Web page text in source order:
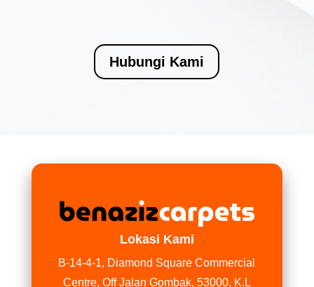
Hubungi Kami
Lokasi Kami
B-14-4-1, Diamond Square Commercial
Centre, Off Jalan Gombak, 53000, K.L